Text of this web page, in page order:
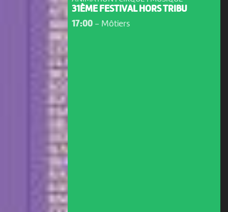
31ÈME FESTIVAL HORS TRIBU
17:00- Môtiers